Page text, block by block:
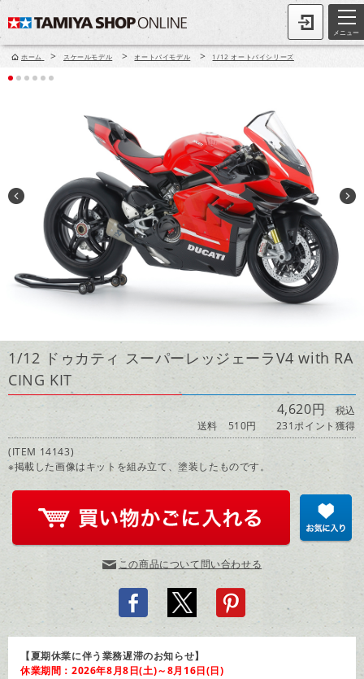
メニュー
ホーム > スケールモデル > オートバイモデル > 1/12 オートバイシリーズ
1/12 ドゥカティ スーパーレッジェーラV4 with RA
CING KIT
4,620円税込
送料 510円
231ポイント獲得
(ITEM 14143)
※掲載した画像はキットを組み立て、塗装したものです。
この商品について問い合わせる
【夏期休業に伴う業務遅滞のお知らせ】
休業期間：2026年8月8日(土)～8月16日(日)